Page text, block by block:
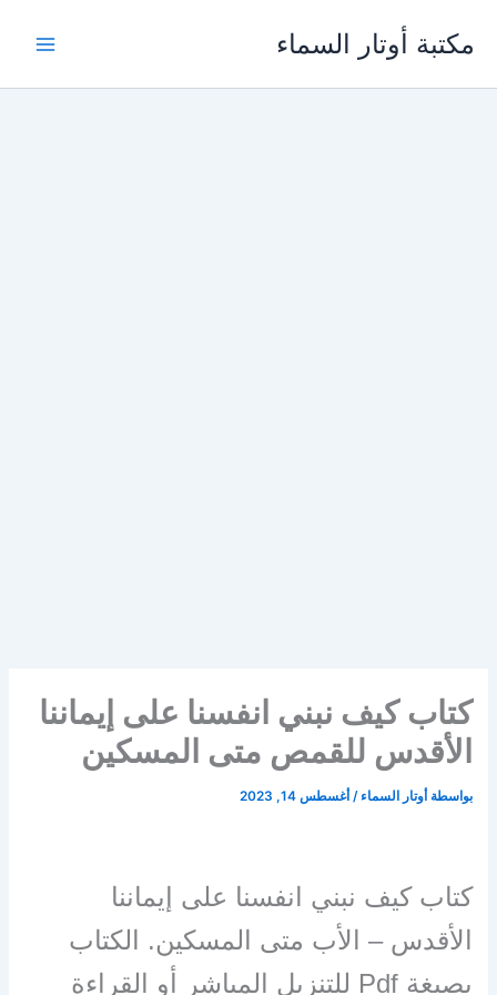
مكتبة أوتار السماء
كتاب كيف نبني انفسنا على إيماننا
الأقدس للقمص متى المسكين
بواسطة أوتار السماء/ أغسطس 14, 2023
كتاب كيف نبني انفسنا على إيماننا
الأقدس – الأب متى المسكين. الكتاب
بصيغة Pdf للتنزيل المباشر أو القراءة